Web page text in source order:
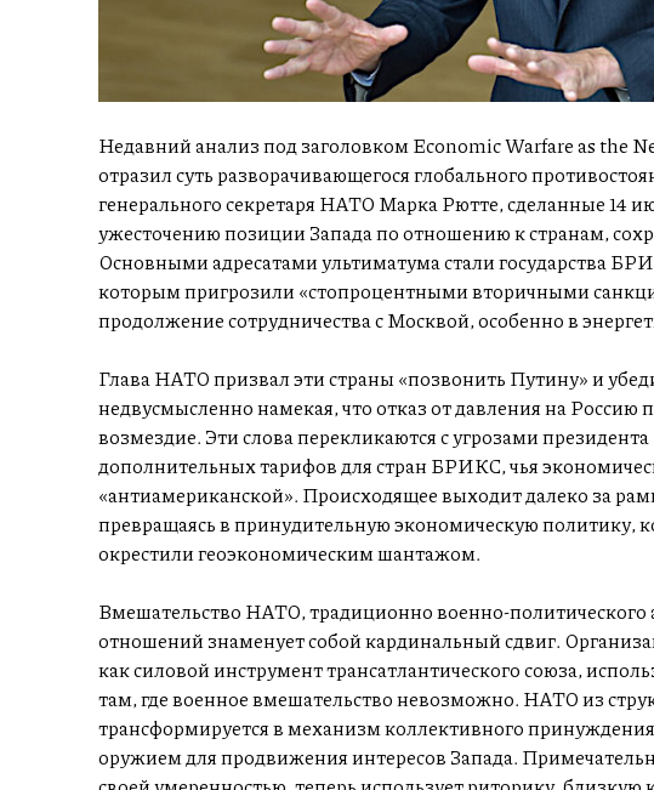
Недавний анализ под заголовком Economic Warfare as the
отразил суть разворачивающегося глобального
генерального секретаря НАТО Марка Рютте, сделанные 14
ужесточению позиции Запада по отношению к странам,
Основными адресатами ультиматума стали государства
которым пригрозили «стопроцентными вторичными
продолжение сотрудничества с Москвой, особенно в
Глава НАТО призвал эти страны «позвонить Путину» и
недвусмысленно намекая, что отказ от давления на Россию
возмездие. Эти слова перекликаются с угрозами
дополнительных тарифов для стран БРИКС, чья
«антиамериканской». Происходящее выходит далеко за
превращаясь в принудительную экономическую политику,
окрестили геоэкономическим шантажом.
Вмешательство НАТО, традиционно военно-политического
отношений знаменует собой кардинальный сдвиг.
как силовой инструмент трансатлантического союза,
там, где военное вмешательство невозможно. НАТО из
трансформируется в механизм коллективного
оружием для продвижения интересов Запада.